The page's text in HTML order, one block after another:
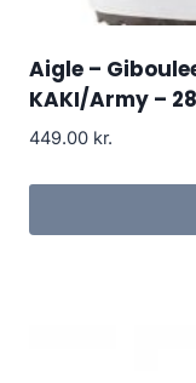
Aigle –
KAKI/Army – 28
449.00 kr.